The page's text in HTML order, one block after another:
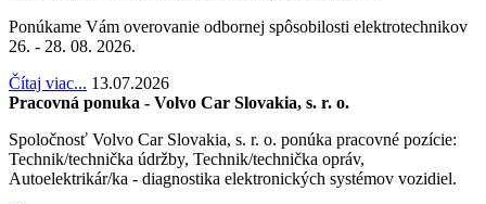
Ponúkame Vám overovanie odbornej spôsobilosti elektrotechnikov
26. - 28. 08. 2026.
Čítaj viac... 13.07.2026
Pracovná ponuka - Volvo Car Slovakia, s. r. o.
Spoločnosť Volvo Car Slovakia, s. r. o. ponúka pracovné pozície:
Technik/technička údržby, Technik/technička opráv,
Autoelektrikár/ka - diagnostika elektronických systémov vozidiel.